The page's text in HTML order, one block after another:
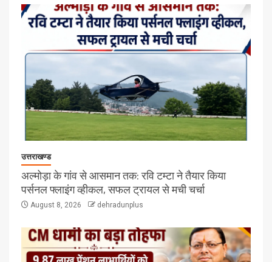
उत्तराखण्ड
अल्मोड़ा के गांव से आसमान तक: रवि टम्टा ने तैयार किया
पर्सनल फ्लाइंग व्हीकल, सफल ट्रायल से मची चर्चा
August 8, 2026 dehradunplus